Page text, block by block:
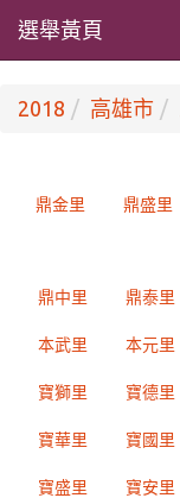
選舉黃頁
2018 高雄市
鼎金里 鼎盛里
鼎中里 鼎泰里
本武里 本元里
寶獅里 寶德里
寶華里 寶國里
寶盛里 寶安里